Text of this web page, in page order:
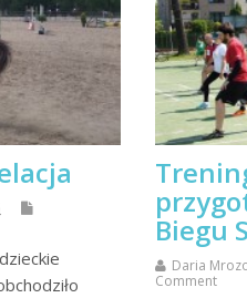
Biegu
Daria
Comment